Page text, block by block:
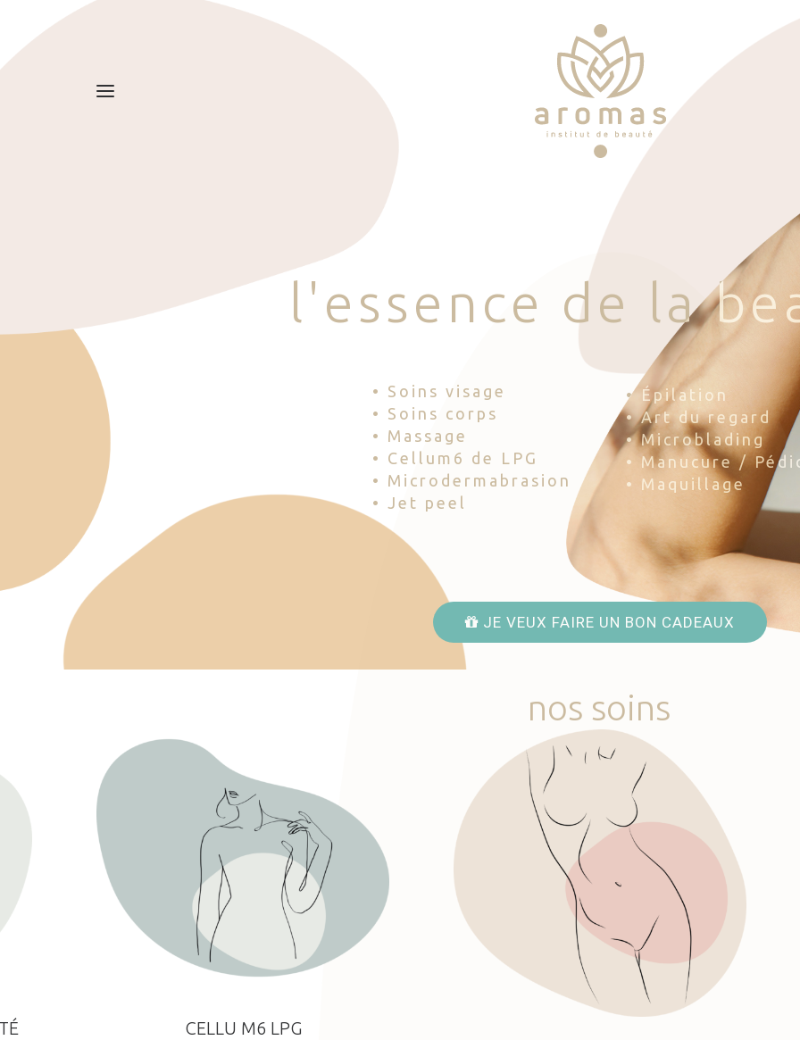
l 'esse nce d e la be
• Soins visage
• Soins corps
• Massage
• Cellum6 de LPG
• Microdermabrasion
• Jet peel
• Épilation
• Art du regard
• Microblading
• Manucure /
• Maquillage
JE VEUX FAIRE UN BON CADEAUX
nos soins
CELLU M6 LPG